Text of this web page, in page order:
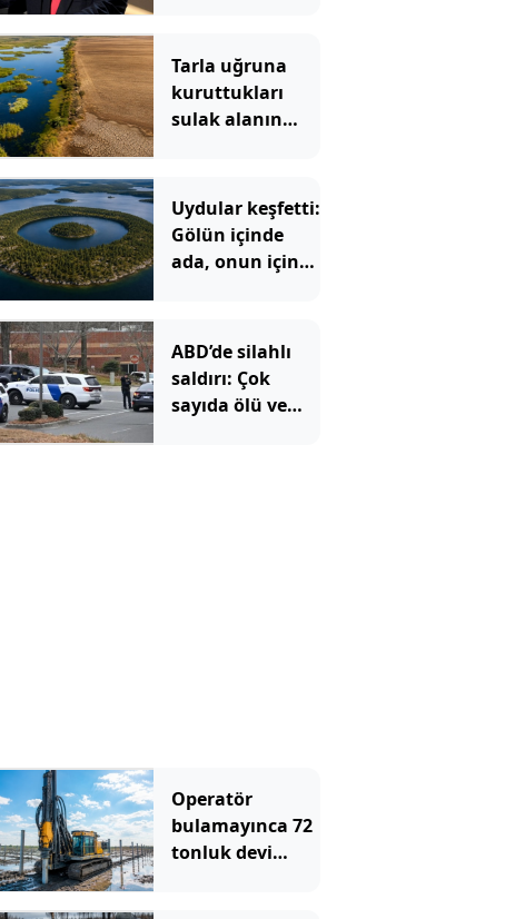
Tarla uğruna
kuruttukları
sulak alanın
Uydular keşfetti:
Gölün içinde
ada, onun içinde
ABD’de silahlı
saldırı: Çok
sayıda ölü ve
Operatör
bulamayınca 72
tonluk devi